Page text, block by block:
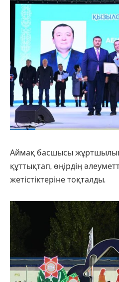
Аймақ басшысы
құттықтап, өңірдің
жетістіктеріне тоқталды.